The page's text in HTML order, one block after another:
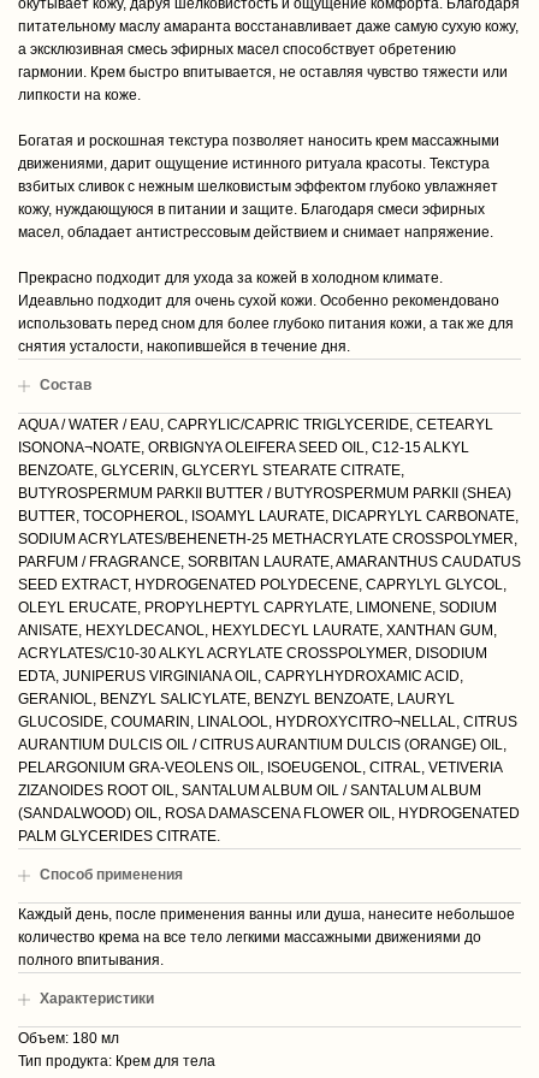
окутывает кожу, даруя шелковистость и ощущение комфорта. Благодаря
питательному маслу амаранта восстанавливает даже самую сухую кожу,
а эксклюзивная смесь эфирных масел способствует обретению
гармонии. Крем быстро впитывается, не оставляя чувство тяжести или
липкости на коже.
Богатая и роскошная текстура позволяет наносить крем массажными
движениями, дарит ощущение истинного ритуала красоты. Текстура
взбитых сливок с нежным шелковистым эффектом глубоко увлажняет
кожу, нуждающуюся в питании и защите. Благодаря смеси эфирных
масел, обладает антистрессовым действием и снимает напряжение.
Прекрасно подходит для ухода за кожей в холодном климате.
Идеавльно подходит для очень сухой кожи. Особенно рекомендовано
использовать перед сном для более глубоко питания кожи, а так же для
снятия усталости, накопившейся в течение дня.
Cостав
AQUA / WATER / EAU, CAPRYLIC/CAPRIC TRIGLYCERIDE, CETEARYL
ISONONA¬NOATE, ORBIGNYA OLEIFERA SEED OIL, C12-15 ALKYL
BENZOATE, GLYCERIN, GLYCERYL STEARATE CITRATE,
BUTYROSPERMUM PARKII BUTTER / BUTYROSPERMUM PARKII (SHEA)
BUTTER, TOCOPHEROL, ISOAMYL LAURATE, DICAPRYLYL CARBONATE,
SODIUM ACRYLATES/BEHENETH-25 METHACRYLATE CROSSPOLYMER,
PARFUM / FRAGRANCE, SORBITAN LAURATE, AMARANTHUS CAUDATUS
SEED EXTRACT, HYDROGENATED POLYDECENE, CAPRYLYL GLYCOL,
OLEYL ERUCATE, PROPYLHEPTYL CAPRYLATE, LIMONENE, SODIUM
ANISATE, HEXYLDECANOL, HEXYLDECYL LAURATE, XANTHAN GUM,
ACRYLATES/C10-30 ALKYL ACRYLATE CROSSPOLYMER, DISODIUM
EDTA, JUNIPERUS VIRGINIANA OIL, CAPRYLHYDROXAMIC ACID,
GERANIOL, BENZYL SALICYLATE, BENZYL BENZOATE, LAURYL
GLUCOSIDE, COUMARIN, LINALOOL, HYDROXYCITRO¬NELLAL, CITRUS
AURANTIUM DULCIS OIL / CITRUS AURANTIUM DULCIS (ORANGE) OIL,
PELARGONIUM GRA-VEOLENS OIL, ISOEUGENOL, CITRAL, VETIVERIA
ZIZANOIDES ROOT OIL, SANTALUM ALBUM OIL / SANTALUM ALBUM
(SANDALWOOD) OIL, ROSA DAMASCENA FLOWER OIL, HYDROGENATED
PALM GLYCERIDES CITRATE.
Способ применения
Каждый день, после применения ванны или душа, нанесите небольшое
количество крема на все тело легкими массажными движениями до
полного впитывания.
Характеристики
Объем: 180 мл
Тип продукта: Крем для тела